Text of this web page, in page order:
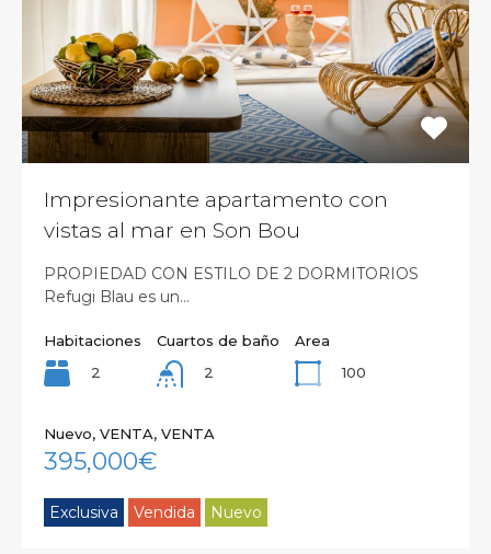
Impresionante apartamento con
vistas al mar en Son Bou
PROPIEDAD CON ESTILO DE 2 DORMITORIOS
Refugi Blau es un…
Habitaciones
2
Cuartos de baño
2
Area
100
Nuevo, VENTA, VENTA
395,000€
Exclusiva Vendida Nuevo